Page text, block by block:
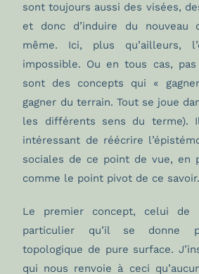
sont toujours aussi des visées,
et donc d’induire du
même. Ici, plus qu’ailleurs,
impossible. Ou en tous cas,
sont des concepts qui «
gagner du terrain. Tout se joue
les différents sens du terme).
intéressant de réécrire
sociales de ce point de vue, en
comme le point pivot de ce savoir.
Le premier concept, celui de
particulier qu’il se donne
topologique de pure surface.
qui nous renvoie à ceci